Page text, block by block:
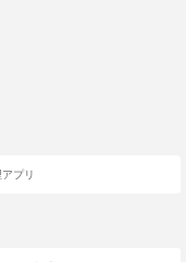
プリ